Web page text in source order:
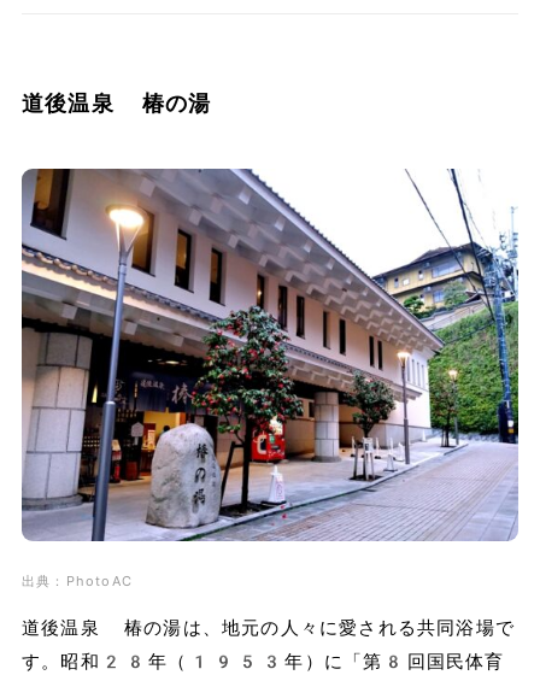
道後温泉 椿の湯
出典：PhotoAC
道後温泉 椿の湯は、地元の人々に愛される共同浴場で
す。昭和28年（1953年）に「第8回国民体育